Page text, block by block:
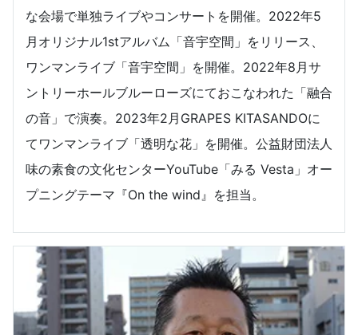
な会場で単独ライブやコンサートを開催。2022年5
月オリジナル1stアルバム「音宇空間」をリリース、
ワンマンライブ「音宇空間」を開催。2022年8月サ
ントリーホールブルーローズにておこなわれた「融合
の音」で演奏。2023年2月GRAPES KITASANDOに
てワンマンライブ「透明な花」を開催。公益財団法人
味の素食の文化センターYouTube「みる Vesta」オー
プニングテーマ『On the wind』を担当。